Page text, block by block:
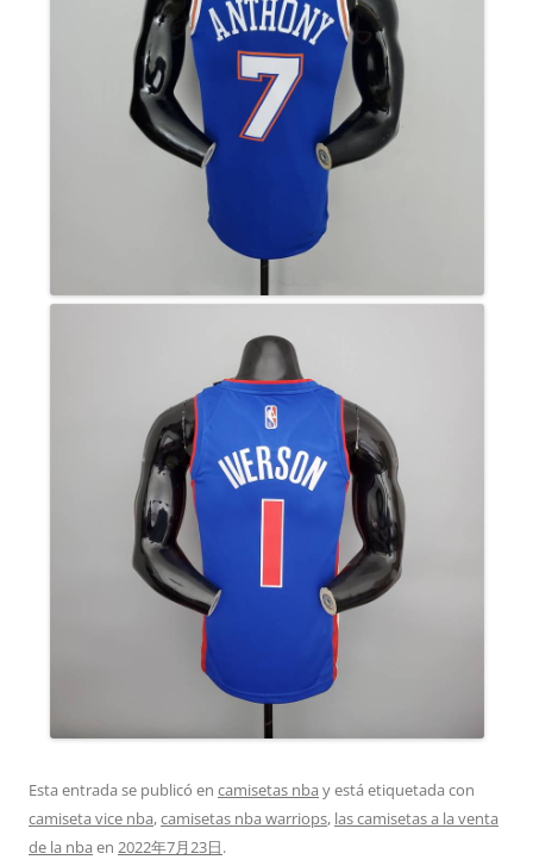
Esta entrada se publicó en camisetas nba y está etiquetada con
camiseta vice nba,camisetas nba warriops, las camisetas a la venta
de la nba en 2022年7月23日.